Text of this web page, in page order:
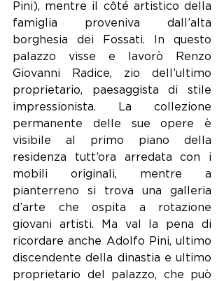
Pini), mentre il côté artistico della
famiglia proveniva dall’alta
borghesia dei Fossati. In questo
palazzo visse e lavorò Renzo
Giovanni Radice, zio dell’ultimo
proprietario, paesaggista di stile
impressionista. La collezione
permanente delle sue opere è
visibile al primo piano della
residenza tutt’ora arredata con i
mobili originali, mentre a
pianterreno si trova una galleria
d’arte che ospita a rotazione
giovani artisti. Ma val la pena di
ricordare anche Adolfo Pini, ultimo
discendente della dinastia e ultimo
proprietario del palazzo, che può